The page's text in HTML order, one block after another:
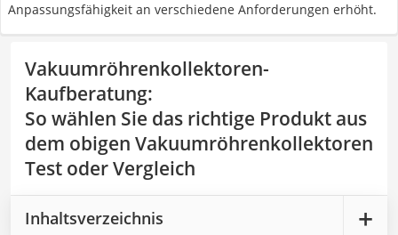
Anpassungsfähigkeit an verschiedene Anforderungen erhöht.
Vakuumröhrenkollektoren-
Kaufberatung:
So wählen Sie das richtige Produkt aus
dem obigen Vakuumröhrenkollektoren
Test oder Vergleich
Inhaltsverzeichnis